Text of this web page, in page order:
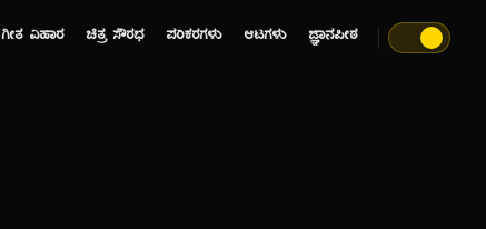
ಗೀತ ವಿಹಾರ ಚಿತ್ರ ಸೌರಭ ಪರಿಕರಗಳು ಆಟಗಳು ಜ್ಞಾನಪೀಠ